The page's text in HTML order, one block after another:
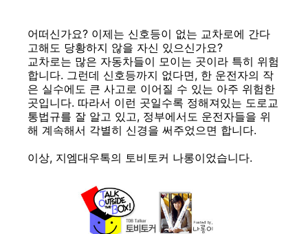
어떠신가요? 이제는 신호등이 없는 교차로에 간다
고해도 당황하지 않을 자신 있으신가요?
교차로는 많은 자동차들이 모이는 곳이라 특히 위험
합니다. 그런데 신호등까지 없다면, 한 운전자의 작
은 실수에도 큰 사고로 이어질 수 있는 아주 위험한
곳입니다. 따라서 이런 곳일수록 정해져있는 도로교
통법규를 잘 알고 있고, 정부에서도 운전자들을 위
해 계속해서 각별히 신경을 써주었으면 합니다.
이상, 지엠대우톡의 토비토커 나롱이었습니다.